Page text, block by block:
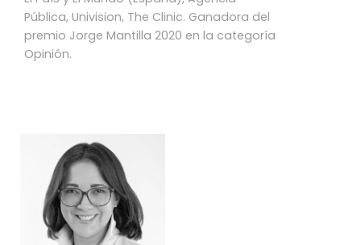
Pública, Univision, The Clinic. Ganadora del
premio Jorge Mantilla 2020 en la categoría
Opinión.